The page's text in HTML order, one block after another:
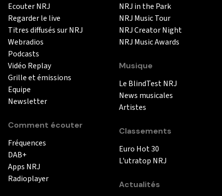
Ecouter NRJ
Regarder le live
Titres diffusés sur NRJ
Webradios
Podcasts
Vidéo Replay
Grille et émissions
Equipe
Newsletter
Comment écouter
Fréquences
DAB+
Apps NRJ
Radioplayer
NRJ in the Park
NRJ Music Tour
NRJ Creator Night
NRJ Music Awards
Musique
Le BlindTest NRJ
News musicales
Artistes
Classements
Euro Hot 30
L'utratop NRJ
Actualités